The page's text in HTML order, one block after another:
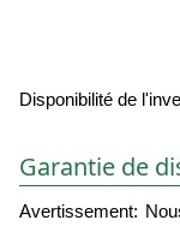
Disponibilité de
Garantie de
Avertissement: